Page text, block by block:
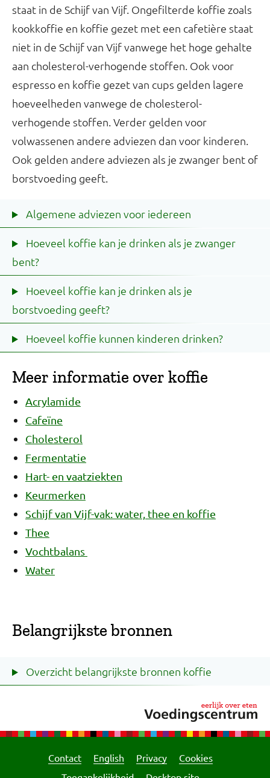
staat in de Schijf van Vijf. Ongefilterde koffie zoals
kookkoffie en koffie gezet met een cafetière staat
niet in de Schijf van Vijf vanwege het hoge gehalte
aan cholesterol-verhogende stoffen. Ook voor
espresso en koffie gezet van cups gelden lagere
hoeveelheden vanwege de cholesterol-
verhogende stoffen. Verder gelden voor
volwassenen andere adviezen dan voor kinderen.
Ook gelden andere adviezen als je zwanger bent of
borstvoeding geeft.
Algemene adviezen voor iedereen
Hoeveel koffie kan je drinken als je zwanger
bent?
Hoeveel koffie kan je drinken als je
borstvoeding geeft?
Hoeveel koffie kunnen kinderen drinken?
Meer informatie over koffie
Acrylamide
Cafeïne
Cholesterol
Fermentatie
Hart- en vaatziekten
Keurmerken
Schijf van Vijf-vak: water, thee en koffie
Thee
Vochtbalans
Water
Belangrijkste bronnen
Overzicht belangrijkste bronnen koffie
Contact English Privacy
Cookies